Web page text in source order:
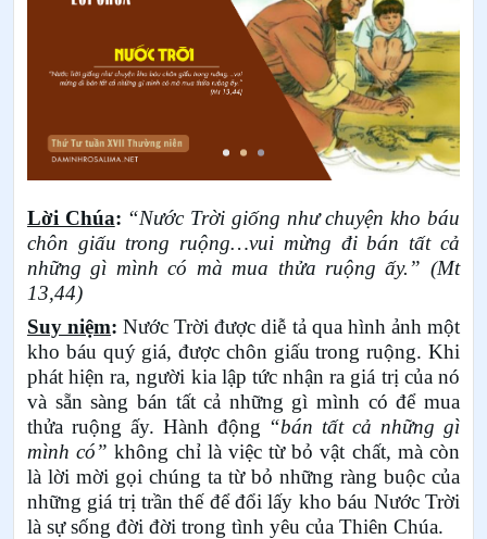
Lời Chúa: “Nước Trời giống như chuyện kho báu
chôn giấu trong ruộng…vui mừng đi bán tất cả
những gì mình có mà mua thửa ruộng ấy.” (Mt
13,44)
Suy niệm:Nước Trời được diễ tả qua hình ảnh một
kho báu quý giá, được chôn giấu trong ruộng. Khi
phát hiện ra, người kia lập tức nhận ra giá trị của nó
và sẵn sàng bán tất cả những gì mình có để mua
thửa ruộng ấy. Hành động “bán tất cả những gì
mình có” không chỉ là việc từ bỏ vật chất, mà còn
là lời mời gọi chúng ta từ bỏ những ràng buộc của
những giá trị trần thế để đổi lấy kho báu Nước Trời
là sự sống đời đời trong tình yêu của Thiên Chúa.